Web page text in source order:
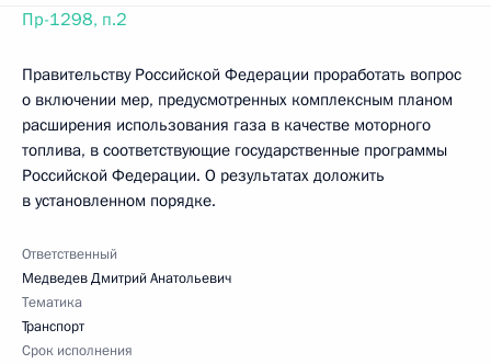
Пр-1298, п.2
Правительству Российской Федерации проработать вопрос
о включении мер, предусмотренных комплексным планом
расширения использования газа в качестве моторного
топлива, в соответствующие государственные программы
Российской Федерации. О результатах доложить
в установленном порядке.
Ответственный
Медведев Дмитрий Анатольевич
Тематика
Транспорт
Срок исполнения